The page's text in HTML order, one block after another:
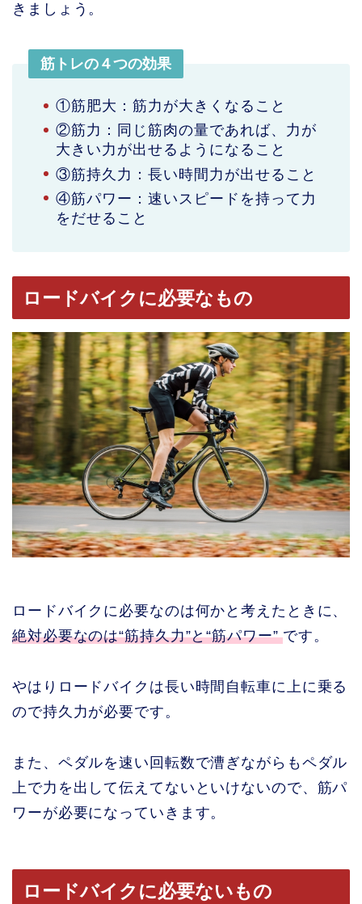
きましょう。
筋トレの４つの効果
①筋肥大：筋力が大きくなること
②筋力：同じ筋肉の量であれば、力が
大きい力が出せるようになること
③筋持久力：長い時間力が出せること
④筋パワー：速いスピードを持って力
をだせること
ロードバイクに必要なもの
ロードバイクに必要なのは何かと考えたときに、
絶対必要なのは“筋持久力”と“筋パワー”です。
やはりロードバイクは長い時間自転車に上に乗る
ので持久力が必要です。
また、ペダルを速い回転数で漕ぎながらもペダル
上で力を出して伝えてないといけないので、筋パ
ワーが必要になっていきます。
ロードバイクに必要ないもの